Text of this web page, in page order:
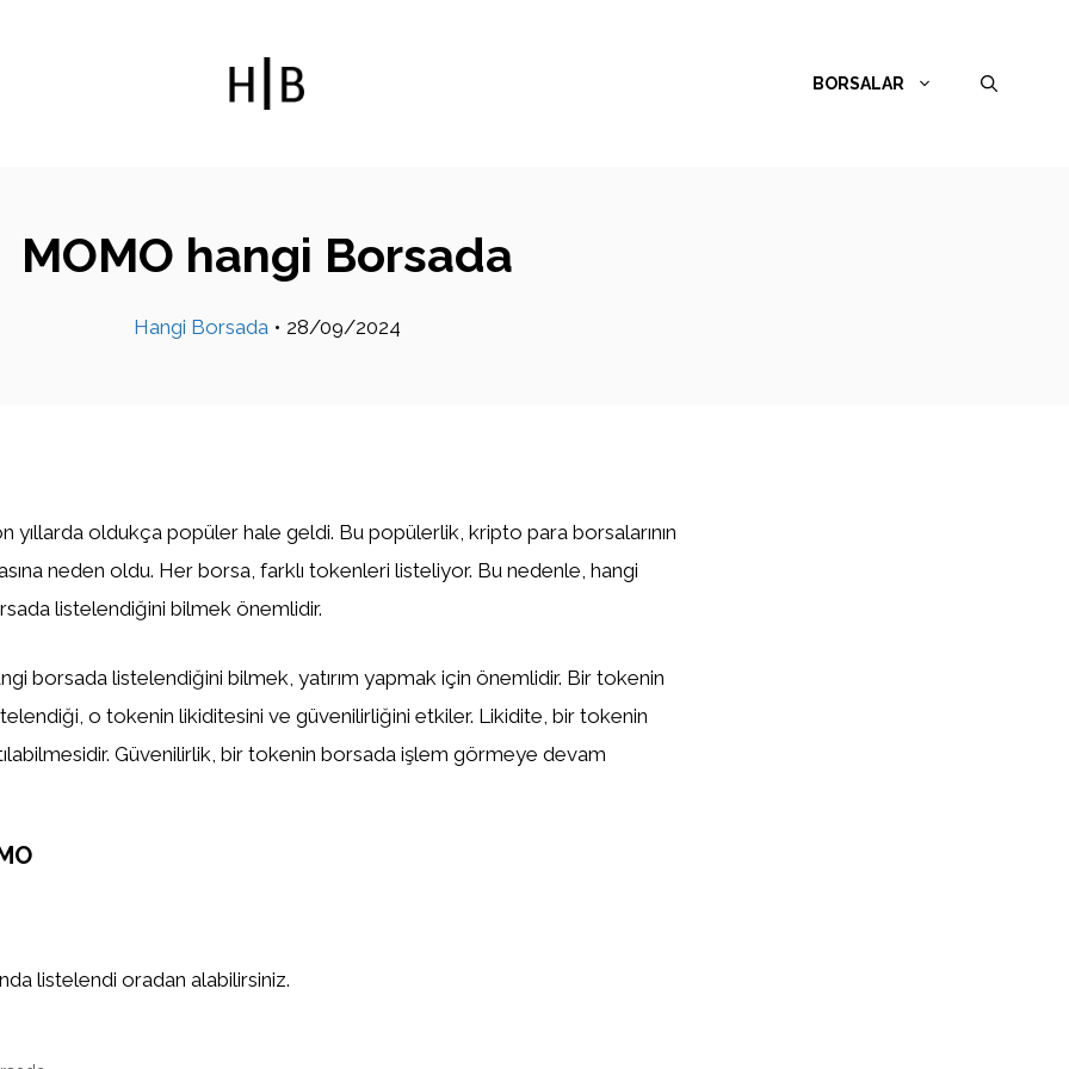
BORSALAR
MOMO hangi Borsada
Hangi Borsada • 28/09/2024
yıllarda oldukça popüler hale geldi. Bu popülerlik, kripto para borsalarının
neden oldu. Her borsa, farklı tokenleri listeliyor. Bu nedenle, hangi
listelendiğini bilmek önemlidir.
borsada listelendiğini bilmek, yatırım yapmak için önemlidir. Bir tokenin
o tokenin likiditesini ve güvenilirliğini etkiler. Likidite, bir tokenin
Güvenilirlik, bir tokenin borsada işlem görmeye devam
listelendi oradan alabilirsiniz.